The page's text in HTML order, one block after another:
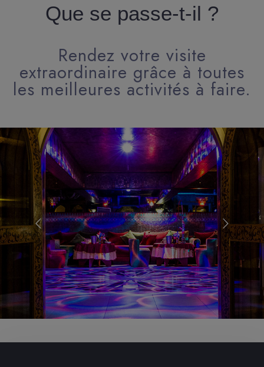
Que se passe-t-il ?
Rendez votre visite
extraordinaire grâce à toutes
les meilleures activités à faire.